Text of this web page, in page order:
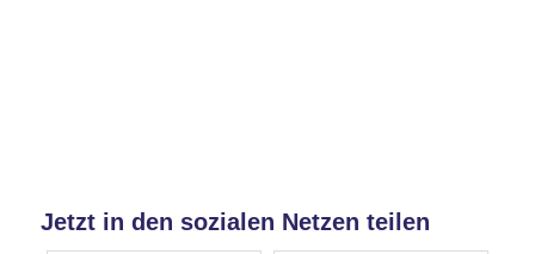
Jetzt in den sozialen Netzen teilen